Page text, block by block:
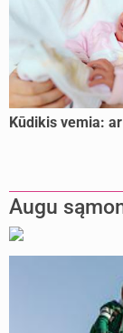
Kūdikis vemia:
Augu